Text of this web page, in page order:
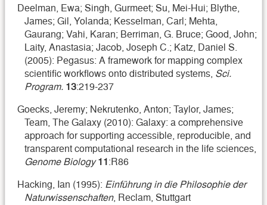
Deelman, Ewa; Singh, Gurmeet; Su, Mei-Hui; Blythe,
James; Gil, Yolanda; Kesselman, Carl; Mehta,
Gaurang; Vahi, Karan; Berriman, G. Bruce; Good, John;
Laity, Anastasia; Jacob, Joseph C.; Katz, Daniel S.
(2005): Pegasus: A framework for mapping complex
scientific workflows onto distributed systems, Sci.
Program. 13:219-237
Goecks, Jeremy; Nekrutenko, Anton; Taylor, James;
Team, The Galaxy (2010): Galaxy: a comprehensive
approach for supporting accessible, reproducible, and
transparent computational research in the life sciences,
Genome Biology 11:R86
Hacking, Ian (1995): Einführung in die Philosophie der
Naturwissenschaften, Reclam, Stuttgart